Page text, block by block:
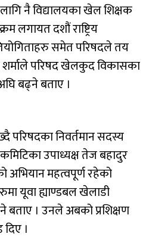
नै विद्यालयका खेल शिक्षक
लगायत दशौं राष्ट्रिय
समेत परिषदले तय
परिषद खेलकुद विकासका
बढ्ने बताए ।
परिषदका निवर्तमान सदस्य
उपाध्यक्ष तेज बहादुर
महत्वपूर्ण रहेको
यूवा ह्याण्डबल खेलाडी
बताए । उनले अबको प्रशिक्षण
।